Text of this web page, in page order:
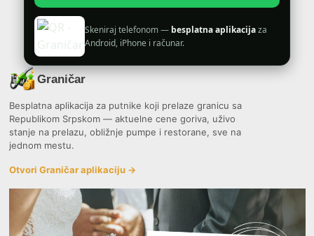
Skeniraj telefonom — besplatna aplikacijaza
Android, iPhone i računar.
Graničar
Besplatna aplikacija za putnike koji prelaze granicu sa
Republikom Srpskom — aktuelne cene goriva, uživo
stanje na prelazu, obližnje pumpe i restorane, sve na
jednom mestu.
Otvori Graničar aplikaciju →